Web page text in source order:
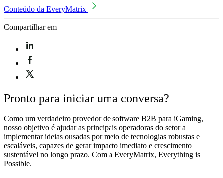
Conteúdo da EveryMatrix
Compartilhar em
Pronto para iniciar uma conversa?
Como um verdadeiro provedor de software B2B para iGaming,
nosso objetivo é ajudar as principais operadoras do setor a
implementar ideias ousadas por meio de tecnologias robustas e
escaláveis, capazes de gerar impacto imediato e crescimento
sustentável no longo prazo. Com a EveryMatrix, Everything is
Possible.